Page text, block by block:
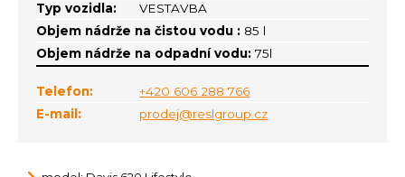
Typ vozidla:
VESTAVBA
Objem nádrže na čistou vodu : 85 l
Objem nádrže na odpadní vodu: 75l
Telefon:
+420 606 288 766
E-mail:
prodej@reslgroup.cz